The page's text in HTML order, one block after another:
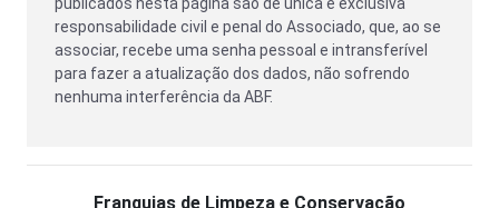
responsabilidade civil e penal do Associado, que, ao se
associar, recebe uma senha pessoal e intransferível
para fazer a atualização dos dados, não sofrendo
nenhuma interferência da ABF.
Franquias de Limpeza e Conservação